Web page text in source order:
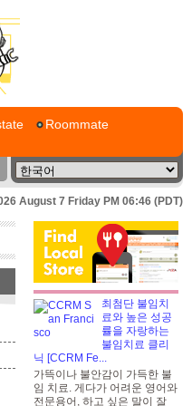
Roommate
August 7 Friday PM 06:46 (PDT)
최첨단 불임치
료와 높은 성공
률을 자랑하는
불임치료 클리
닉 [CCRM Fe...
가뜩이나 불안감이 가득한 불
임 치료. 게다가 어려운 영어와
전문용어, 하고 싶은 말이 잘